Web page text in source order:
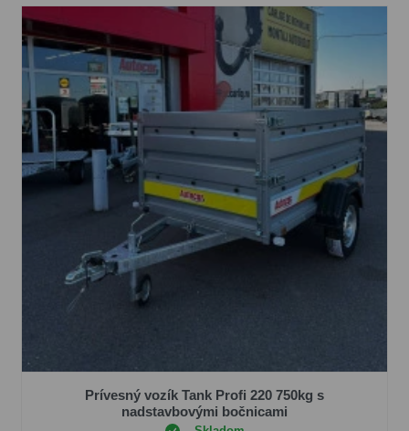
Prívesný vozík Tank Profi 220 750kg s
nadstavbovými bočnicami